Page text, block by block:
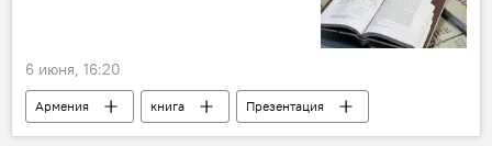
6 июня, 16:20
Армения книга Презентация